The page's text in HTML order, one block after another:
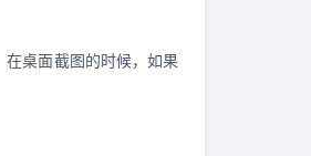
桌面截图的时候，如果